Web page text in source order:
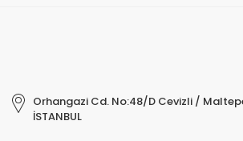
Orhangazi Cd. No:48/D Cevizli /
İSTANBUL